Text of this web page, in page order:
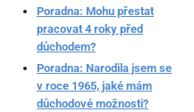
Poradna: Mohu přestat
pracovat 4 roky před
důchodem?
Poradna: Narodila jsem se
v roce 1965, jaké mám
důchodové možnosti?